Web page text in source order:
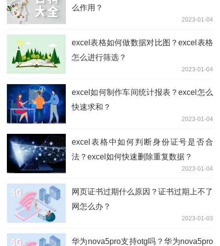
么作用？
2023-01-04
excel表格如何做数据对比图？excel表格
怎么进行筛选？
2023-01-04
excel如何制作车间统计报表？excel怎么
快速求和？
2023-01-04
excel表格中如何判断身份证号是否合
法？excel如何快速删除重复数据？
2023-01-04
网页证书过期什么原因？证书过期上不了
网怎么办？
2023-01-03
华为nova5pro支持otg吗？华为nova5pro